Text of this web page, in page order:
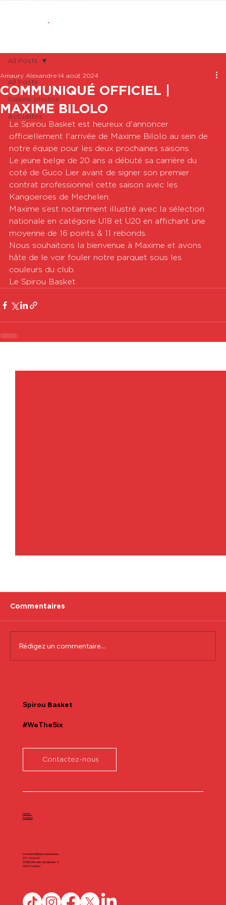
All Posts
Galerie photos
Actualités
All Posts
COMMUNIQUÉ OFFICIEL |
MAXIME BILOLO
Amaury Alexandre 14 août 2024
Le Spirou Basket est heureux d'annoncer
officiellement l'arrivée de Maxime Bilolo au sein de
notre équipe pour les deux prochaines saisons.
Le jeune belge de 20 ans a débuté sa carrière du
coté de Guco Lier avant de signer son premier
contrat professionnel cette saison avec les
Kangoeroes de Mechelen.
Maxime s’est notamment illustré avec la sélection
nationale en catégorie U18 et U20 en affichant une
moyenne de 16 points & 11 rebonds.
Nous souhaitons la bienvenue à Maxime et avons
hâte de le voir fouler notre parquet sous les
couleurs du club.
Le Spirou Basket
Commentaires
Rédigez un commentaire...
Spirou Basket
#WeTheSix
Contactez-nous
secretariat@spiroubasket.be
071/20.60.40
DÔME | Rue des olympiades 2,
6000 Charleroi
Home
Contact